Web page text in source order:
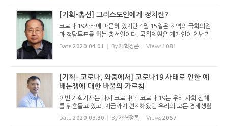
[기획-총선] 그리스도인에게 정치란?
코로나 19사태에 파묻혀 있지만 4월 15일은 지역의 국회의원
과 정당투표를 하는 총선일이다. 국회의원은 개개인이 입법기
관이라고 말할 정도로 중요한 역할을 맡고있다. 우리 사회는
어떤 법을 만들고 그 법을 어떻게 집행하느냐가 결정한다. 국
Date 2020.04.01 By 개혁정론 Views 1081
[기획- 코로나, 와중에서] 코로나19 사태로 인한 예
배논쟁에 대한 바울의 가르침
이번 기획기사는 다시 코로나다. 코로나 19는 우리 사회 전체
를 뒤흔들고 있고, 지금까지 견지해왔던 우리의 모든 경제생활
과 사회생활을 근본적으로 새롭게 하라는 사인이다. 신앙생활
도 예외가 아니다. 작금에 국가와 교회의 관계, 예배 자체에 대
Date 2020.03.30 By 개혁정론 Views2067